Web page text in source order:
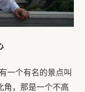
一个有名的景点叫
角，那是一个不高